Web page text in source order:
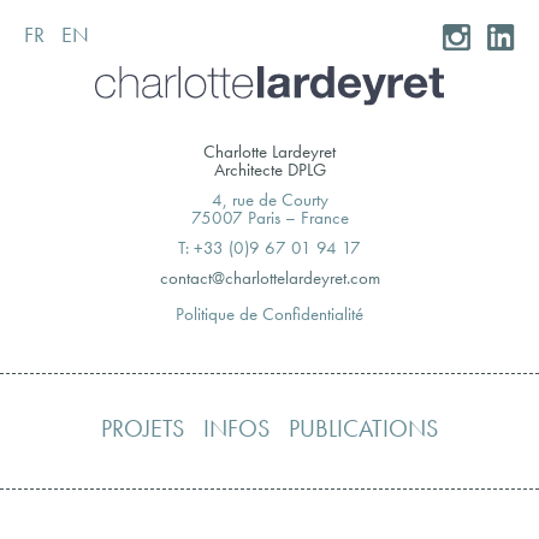
Skip
to
FR EN
Charlotte Lardeyret
Architecte DPLG
4, rue de Courty
75007 Paris – France
T: +33 (0)9 67 01 94 17
moc.teryedralettolrahc@tcatnoc
Politique de Confidentialité
PROJETS INFOS PUBLICATIONS